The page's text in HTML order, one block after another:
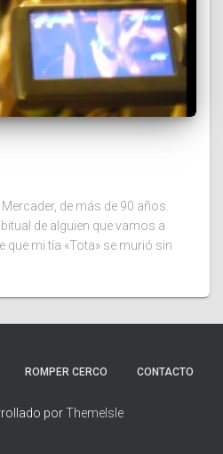
de más de 90 años.
de alguien que vamos a
que mi tía «Tota» se murió sin
ROMPER CERCO CONTACTO
porThemeIsle